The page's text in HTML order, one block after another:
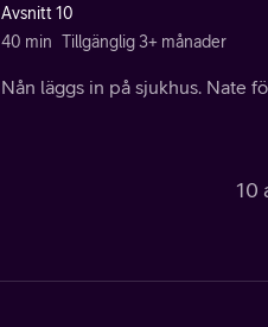
Avsnitt 10
40 min Tillgänglig 3+ månader
Nån läggs in på sjukhus. Nate
10